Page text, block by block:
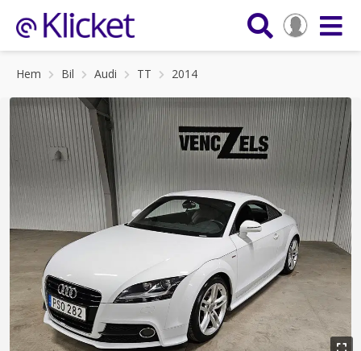
Hem Bil Audi TT 2014